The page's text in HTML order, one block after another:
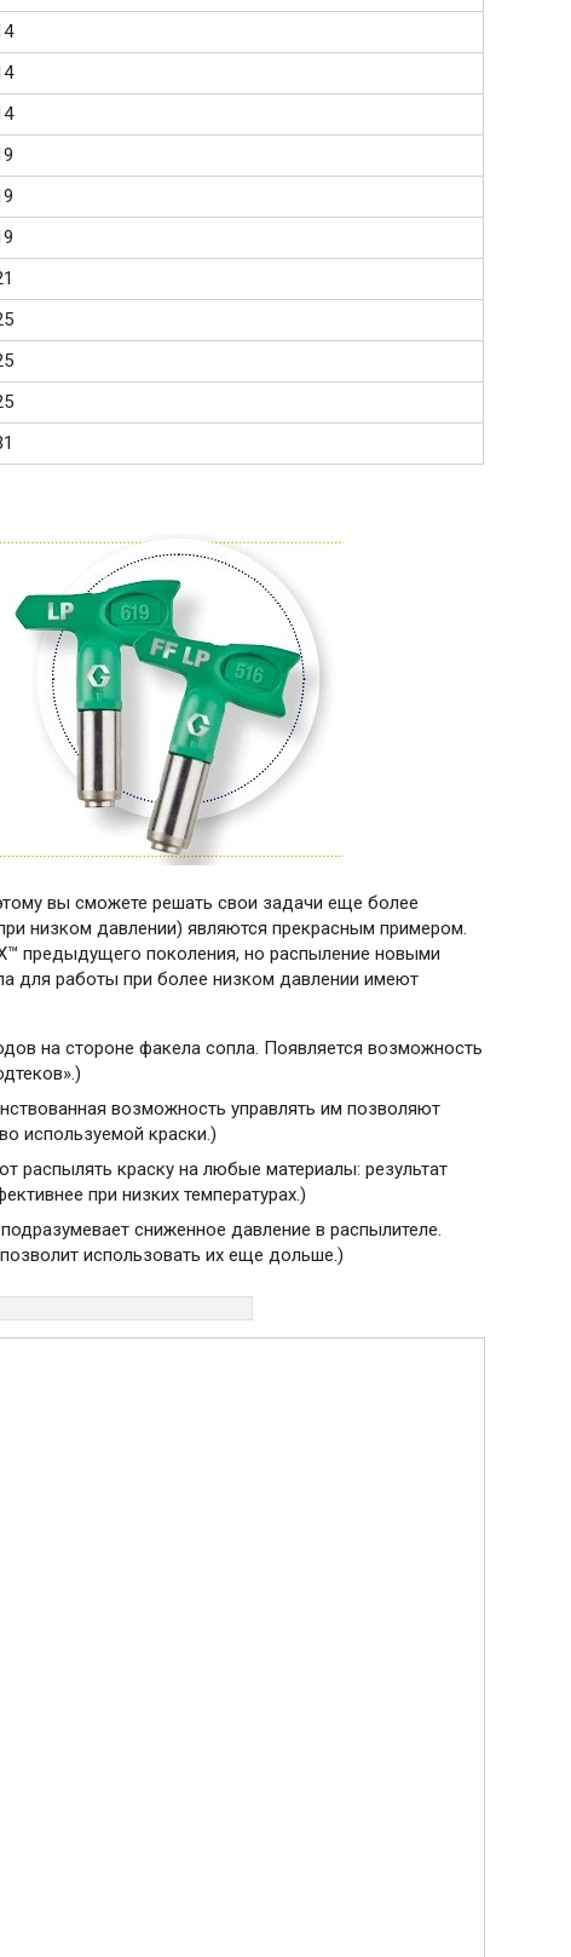
вы сможете решать свои задачи еще более
низком давлении) являются прекрасным примером.
предыдущего поколения, но распыление новыми
для работы при более низком давлении имеют
на стороне факела сопла. Появляется возможность
возможность управлять им позволяют
используемой краски.)
распылять краску на любые материалы: результат
при низких температурах.)
сниженное давление в распылителе.
использовать их еще дольше.)